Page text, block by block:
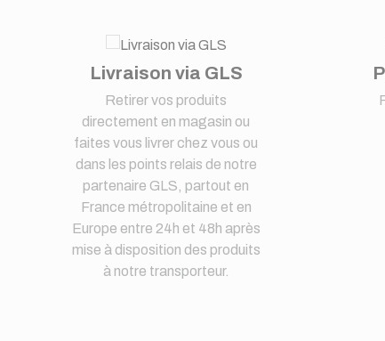
Livraison via GLS
Retirer vos produits
directement en magasin ou
faites vous livrer chez vous ou
dans les points relais de notre
partenaire GLS, partout en
France métropolitaine et en
Europe entre 24h et 48h après
mise à disposition des produits
à notre transporteur.